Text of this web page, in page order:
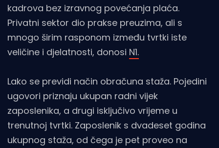
kadrova bez izravnog povećanja plaća.
Privatni sektor dio prakse preuzima, ali s
mnogo širim rasponom između tvrtki iste
veličine i djelatnosti, donosi N1.
Lako se previdi način obračuna staža. Pojedini
ugovori priznaju ukupan radni vijek
zaposlenika, a drugi isključivo vrijeme u
trenutnoj tvrtki. Zaposlenik s dvadeset godina
ukupnog staža, od čega je pet proveo na